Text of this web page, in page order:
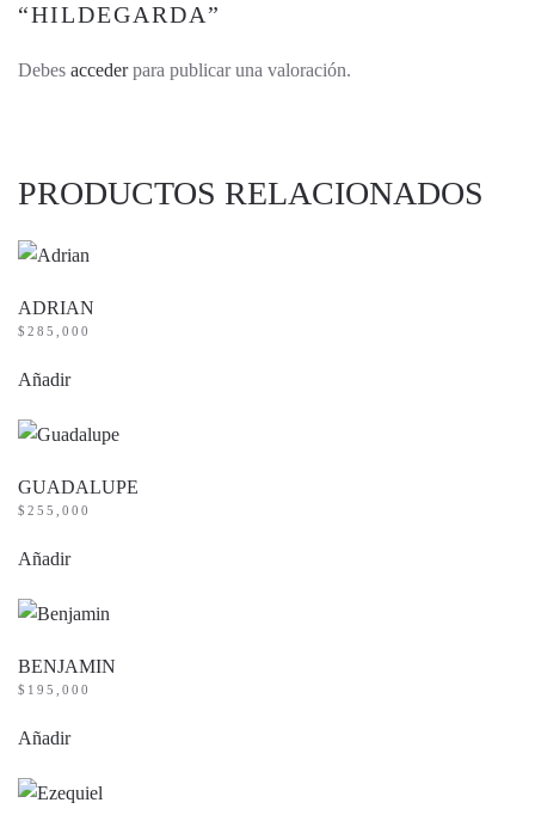
“HILDEGARDA”
Debes accederpara publicar una valoración.
PRODUCTOS RELACIONADOS
ADRIAN
$ 285,000
Añadir
GUADALUPE
$ 255,000
Añadir
BENJAMIN
$ 195,000
Añadir